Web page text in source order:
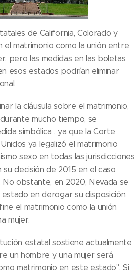
de California, Colorado y
el matrimonio como la unión entre
pero las medidas en las boletas
esos estados podrían eliminar
la cláusula sobre el matrimonio,
mucho tiempo, se
simbólica , ya que la Corte
ya legalizó el matrimonio
sexo en todas las jurisdicciones
decisión de 2015 en el caso
obstante, en 2020, Nevada se
en derogar su disposición
el matrimonio como la unión
mujer.
estatal sostiene actualmente
un hombre y una mujer será
matrimonio en este estado". Si